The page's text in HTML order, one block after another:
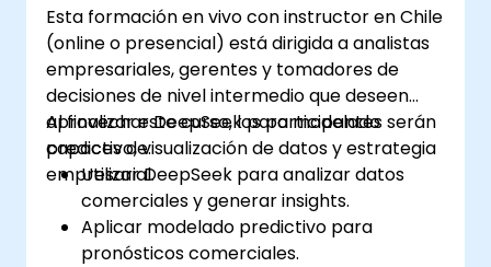
Esta formación en vivo con instructor en Chile
(online o presencial) está dirigida a analistas
empresariales, gerentes y tomadores de
decisiones de nivel intermedio que deseen
aprovechar DeepSeek para modelado
predictivo, visualización de datos y estrategia
empresarial.
Al finalizar este curso, los participantes serán
capaces de:
Utilizar DeepSeek para analizar datos
comerciales y generar insights.
Aplicar modelado predictivo para
pronósticos comerciales.